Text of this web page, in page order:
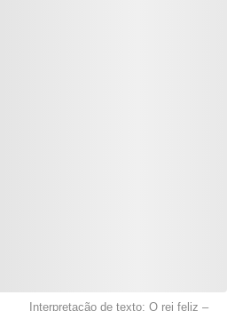
Interpretação de texto: O rei feliz –